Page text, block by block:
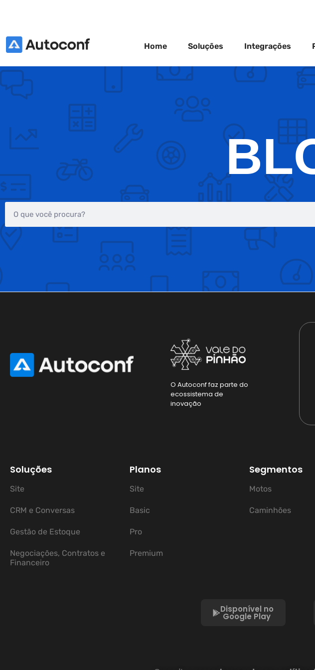
Home Soluções Integrações
O Autoconf faz parte do
ecossistema de
inovação
Soluções
Site
CRM e Conversas
Gestão de Estoque
Negociações, Contratos e
Financeiro
Planos
Site
Basic
Pro
Premium
Segmentos
Motos
Caminhões
Disponível no
Google Play